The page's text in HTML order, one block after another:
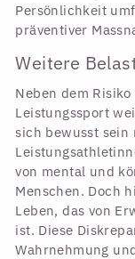
Persönlichkeit
präventiver
Weitere
Neben dem
Leistungssport
sich bewusst sein
von mental und
Menschen. Doch
Leben, das von
ist. Diese
Wahrnehmung